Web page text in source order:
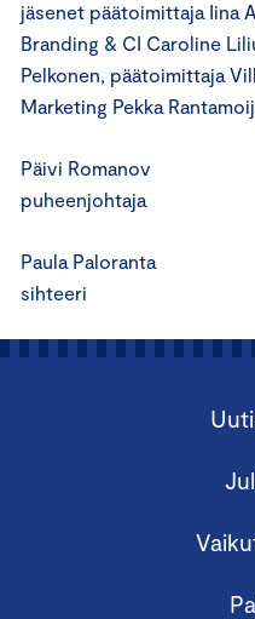
jäsenet päätoimittaja Iina
Branding & CI Caroline
Pelkonen, päätoimittaja
Marketing Pekka
Päivi Romanov
puheenjohtaja
Paula Paloranta
sihteeri